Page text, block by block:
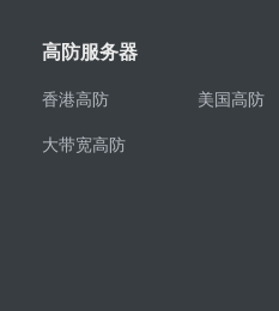
高防服务器
香港高防 美国高防
大带宽高防